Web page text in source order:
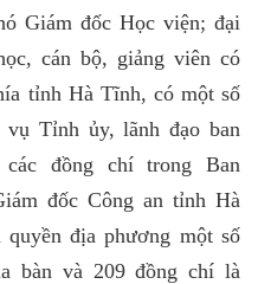
Giám đốc Học viện; đại
cán bộ, giảng viên có
tỉnh Hà Tĩnh, có một số
Tỉnh ủy, lãnh đạo ban
đồng chí trong Ban
đốc Công an tỉnh Hà
địa phương một số
bàn và 209 đồng chí là